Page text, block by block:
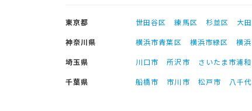
東京都 世田谷区 練馬区 杉並区 大
神奈川県
横浜市青葉区 横浜市緑区 横
埼玉県
川口市 所沢市 さいたま市浦
千葉県
船橋市 市川市 松戸市 八千